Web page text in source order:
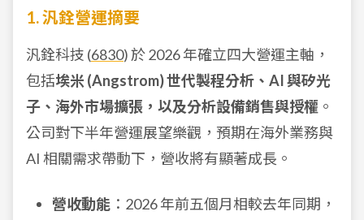
1. 汎銓營運摘要
汎銓科技 (6830) 於 2026 年確立四大營運主軸，
包括埃米 (Angstrom) 世代製程分析、AI 與矽光
子、海外市場擴張，以及分析設備銷售與授權 。
公司對下半年營運展望樂觀，預期在海外業務與
AI 相關需求帶動下，營收將有顯著成長。
營收動能 ：2026 年前五個月相較去年同期，